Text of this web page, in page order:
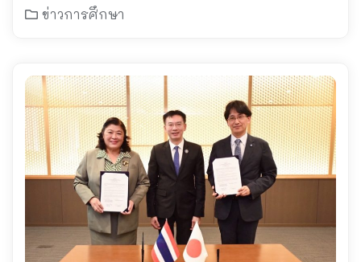
ไทย รับรางวัลรัฐบาลดิจิทัลต่อเนื่องเป็นปีที่
ข่าวการศึกษา